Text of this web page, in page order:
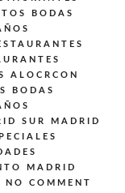
BODAS
ALOCRCON
BODAS
SUR MADRID
MADRID
NO COMMENT